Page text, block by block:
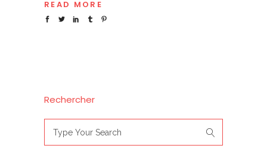
READ MORE
Rechercher
for: